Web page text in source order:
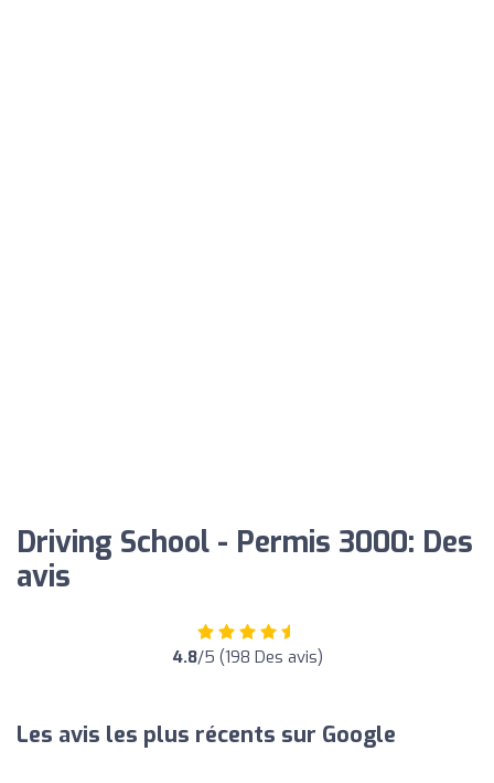
Driving School - Permis 3000: Des
avis
4.8/5 (198 Des avis)
Les avis les plus récents sur Google